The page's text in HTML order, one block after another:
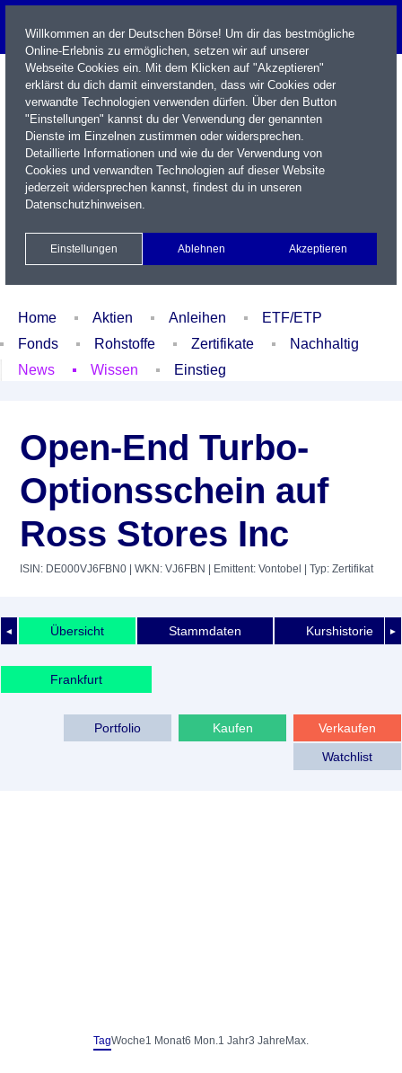
Name / WKN / ISIN / Kürzel
Xetra Realtime
Watchlist Portfolio Login
Home Aktien Anleihen
ETF/ETP
Fonds
Rohstoffe Zertifikate
Nachhaltig
News
Wissen Einstieg
Open-End Turbo-
Optionsschein auf
Ross Stores Inc
ISIN: DE000VJ6FBN0 | WKN: VJ6FBN | Emittent: Vontobel | Typ: Zertifikat
◄ ►
Übersicht Stammdaten Kurshistorie
Frankfurt
Verkaufen
Kaufen
Portfolio
Watchlist
TagWoche1 Monat6 Mon.1 Jahr3 Jahre Max.
Willkommen an der Deutschen Börse! Um dir das bestmögliche
Online-Erlebnis zu ermöglichen, setzen wir auf unserer
Webseite Cookies ein. Mit dem Klicken auf "Akzeptieren"
erklärst du dich damit einverstanden, dass wir Cookies oder
verwandte Technologien verwenden dürfen. Über den Button
"Einstellungen" kannst du der Verwendung der genannten
Dienste im Einzelnen zustimmen oder widersprechen.
Detaillierte Informationen und wie du der Verwendung von
Cookies und verwandten Technologien auf dieser Website
jederzeit widersprechen kannst, findest du in unseren
Datenschutzhinweisen.
Einstellungen Ablehnen Akzeptieren